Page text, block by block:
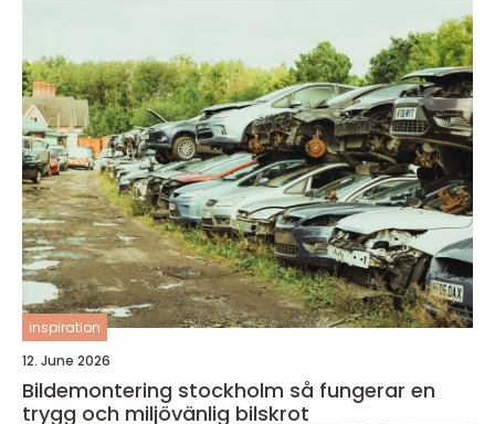
inspiration
12. June 2026
Bildemontering stockholm så fungerar en
trygg och miljövänlig bilskrot